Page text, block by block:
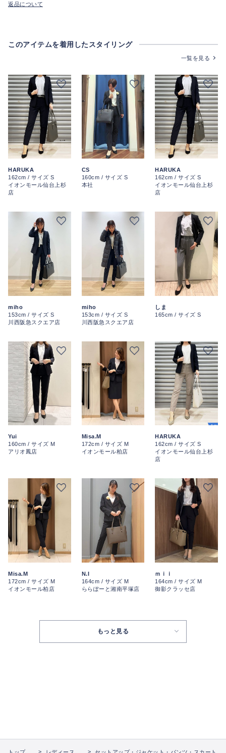
返品について
このアイテムを着用したスタイリング
一覧を見る
HARUKA
162cm / サイズ S
イオンモール仙台上杉
店
CS
160cm / サイズ S
本社
HARUKA
162cm / サイズ S
イオンモール仙台上杉
店
miho
153cm / サイズ S
川西阪急スクエア店
miho
153cm / サイズ S
川西阪急スクエア店
しま
165cm / サイズ S
Yui
160cm / サイズ M
アリオ鳳店
Misa.M
172cm / サイズ M
イオンモール柏店
HARUKA
162cm / サイズ S
イオンモール仙台上杉
店
Misa.M
172cm / サイズ M
イオンモール柏店
N.I
164cm / サイズ M
ららぽーと湘南平塚店
ｍｉｉ
164cm / サイズ M
御影クラッセ店
もっと見る